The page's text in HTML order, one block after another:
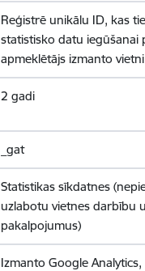
Reģistrē unikālu ID, kas
statistisko datu iegūšanai
apmeklētājs izmanto
2 gadi
_gat
Statistikas sīkdatnes
uzlabotu vietnes darbību
pakalpojumus)
Izmanto Google